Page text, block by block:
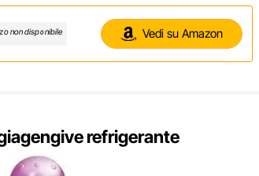
non disponibile Vedi su Amazon
refrigerante